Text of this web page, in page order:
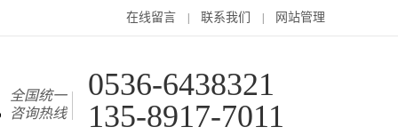
在线留言 联系我们 网站管理
全国统一
咨询热线
0536-6438321
135-8917-7011